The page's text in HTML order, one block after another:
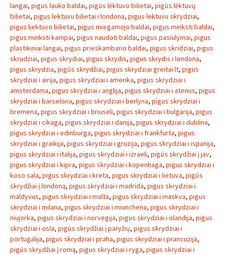
langai, pigus lauko baldai, pigūs lėktuvo bilietai, pigūs lėktuvų
bilietai, pigus lektuvu bilietai i londona, pigus lektuvu skrydziai,
pigus liektuvo bilietai, pigus miegamojo baldai, pigus minksti baldai,
pigus minksti kampai, pigus naudoti baldai, pigus pasiulymai, pigus
plastikiniai langai, pigus prieskambario baldai, pigus skridziai, pigus
skrudziai, pigus skrydiai, pigus skrydis, pigus skrydis i londona,
pigus skrydzia, pigūs skrydžiai, pigus skrydziai greitai.lt, pigus
skrydziai i airija, pigus skrydziai i amerika, pigus skrydziai i
amsterdama, pigus skrydziai i anglija, pigus skrydziai i atenus, pigus
skrydziai i barselona, pigus skrydziai i berlyna, pigus skrydziai i
bremena, pigus skrydziai i briuseli, pigus skrydziai i bulgarija, pigus
skrydziai i cikaga, pigus skrydziai i danija, pigus skrydziai i dublina,
pigus skrydziai i edinburga, pigus skrydziai i frankfurta, pigus
skrydziai i graikija, pigus skrydziai i gruzija, pigus skrydziai i ispanija,
pigus skrydziai i italija, pigus skrydziai i izraeli, pigūs skrydžiai į jav,
pigus skrydziai i kipra, pigus skrydziai i kopenhaga, pigus skrydziai i
koso sala, pigus skrydziai i kreta, pigus skrydziai i lietuva, pigūs
skrydžiai į londoną, pigus skrydziai i madrida, pigus skrydziai i
maldyvus, pigus skrydziai i malta, pigus skrydziai i maskva, pigus
skrydziai i milana, pigus skrydziai i miunchena, pigus skrydziai i
niujorka, pigus skrydziai i norvegija, pigus skrydziai i olandija, pigus
skrydziai i osla, pigūs skrydžiai į paryžių, pigus skrydziai i
portugalija, pigus skrydziai i praha, pigus skrydziai i prancuzija,
pigūs skrydžiai į romą, pigus skrydziai i ryga, pigus skrydziai i